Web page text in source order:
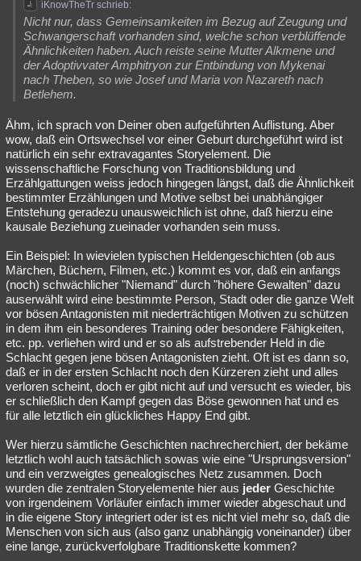
iKnowTheTr schrieb:
Nicht nur, dass Gemeinsamkeiten im Bezug auf Zeugung und
Schwangerschaft vorhanden sind, welche schon verblüffende
Ähnlichkeiten haben. Auch reiste seine Mutter Alkmene und
der Adoptivvater Amphitryon zur Entbindung von Mykenai
nach Theben, so wie Josef und Maria von Nazareth nach
Betlehem.
Ähm, ich sprach von Deiner oben aufgeführten Auflistung. Aber
wow, daß ein Ortswechsel vor einer Geburt durchgeführt wird ist
natürlich ein sehr extravagantes Storyelement. Die
wissenschaftliche Forschung von Traditionsbildung und
Erzählgattungen weiss jedoch hingegen längst, daß die Ähnlichkeit
bestimmter Erzählungen und Motive selbst bei unabhängiger
Entstehung geradezu unausweichlich ist ohne, daß hierzu eine
kausale Beziehung zueinader vorhanden sein muss.
Ein Beispiel: In wievielen typischen Heldengeschichten (ob aus
Märchen, Büchern, Filmen, etc.) kommt es vor, daß ein anfangs
(noch) schwächlicher "Niemand" durch "höhere Gewalten" dazu
auserwählt wird eine bestimmte Person, Stadt oder die ganze Welt
vor bösen Antagonisten mit niederträchtigen Motiven zu schützen
in dem ihm ein besonderes Training oder besondere Fähigkeiten,
etc. pp. verliehen wird und er so als aufstrebender Held in die
Schlacht gegen jene bösen Antagonisten zieht. Oft ist es dann so,
daß er in der ersten Schlacht noch den Kürzeren zieht und alles
verloren scheint, doch er gibt nicht auf und versucht es wieder, bis
er schließlich den Kampf gegen das Böse gewonnen hat und es
für alle letztlich ein glückliches Happy End gibt.
Wer hierzu sämtliche Geschichten nachrecherchiert, der bekäme
letztlich wohl auch tatsächlich sowas wie eine "Ursprungsversion"
und ein verzweigtes genealogisches Netz zusammen. Doch
wurden die zentralen Storyelemente hier aus jeder Geschichte
von irgendeinem Vorläufer einfach immer wieder abgeschaut und
in die eigene Story integriert oder ist es nicht viel mehr so, daß die
Menschen von sich aus (also ganz unabhängig voneinander) über
eine lange, zurückverfolgbare Traditionskette kommen?